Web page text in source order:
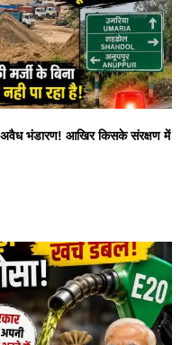
अवैध भंडारण! आखिर किसके संरक्षण में